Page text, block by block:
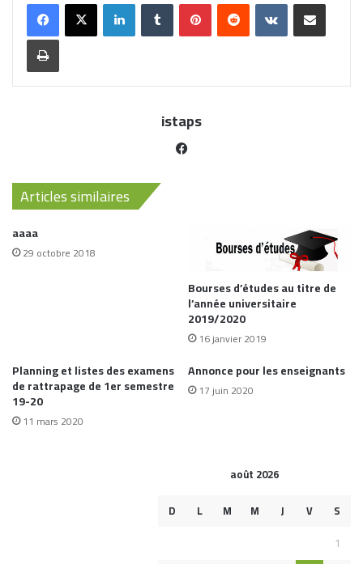
istaps
Articles similaires
aaaa
29 octobre 2018
Bourses d’études au titre de
l’année universitaire
2019/2020
16 janvier 2019
Planning et listes des examens
de rattrapage de 1er semestre
19-20
11 mars 2020
Annonce pour les enseignants
17 juin 2020
août 2026
D
L M M J V
S
1